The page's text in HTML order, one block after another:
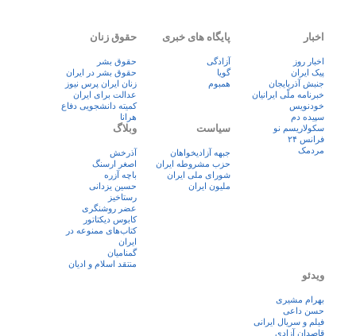
اخبار
اخبار روز
پيک ايران
جنبش آذربایجان
خبرنامه ملّی ایرانیان
خودنویس
سپیده دم
سکولاریسم نو
فرانس ۲۴
مردمک
پایگاه های خبری
آزادگی
گویا
همبوم
حقوق زنان
حقوق بشر
حقوق بشر در ایران
زنان ايران پرس نيوز
عدالت برای ایران
کمیته دانشجویی دفاع
هرانا
سیاست
جبهه آزادیخواهان
حزب مشروطه ایران
شورای ملی ایران
ملیون ایران
وبلاگ
آذرخش
اصغر ارسنگ
باچه آزره
حسین یزدانی
رستاخیز
عضر روشنگری
کابوس دیکتاتور
کتاب‌های ممنوعه در
ایران
گمنامیان
منتقد اسلام و ادیان
ویدئو
بهرام مشیری
حسن داعی
فيلم و سريال ايرانی
قاصدان آزادی